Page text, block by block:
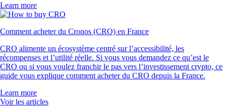
Learn more
Comment acheter du Cronos (CRO) en France
CRO alimente un écosystème centré sur l’accessibilité, les
récompenses et l’utilité réelle. Si vous vous demandez ce qu’est le
CRO ou si vous voulez franchir le pas vers l’investissement crypto, ce
guide vous explique comment acheter du CRO depuis la France.
Learn more
Voir les articles